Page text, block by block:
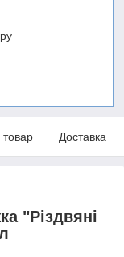
товар Доставка
"Різдвяні